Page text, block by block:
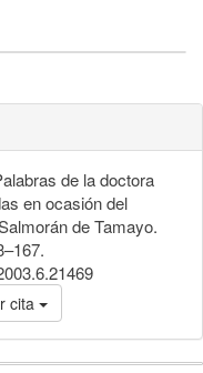
de la doctora
en ocasión del
de Tamayo.
cita